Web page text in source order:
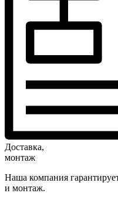
Доставка,
монтаж
Наша компания
и монтаж.